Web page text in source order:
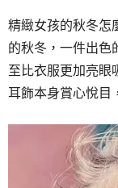
精緻女孩的秋冬怎
的秋冬，一件出色
至比衣服更加亮眼
耳飾本身賞心悅目